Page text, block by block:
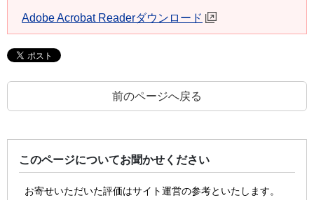
Adobe Acrobat Readerダウンロード
前のページへ戻る
このページについてお聞かせください